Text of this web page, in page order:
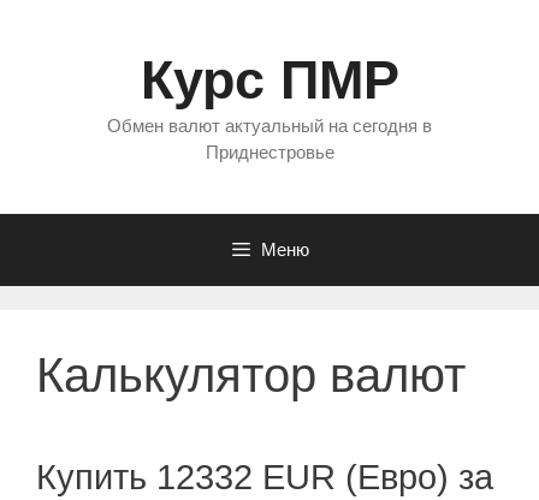
Курс ПМР
Обмен валют актуальный на сегодня в
Приднестровье
Меню
Калькулятор валют
Купить 12332 EUR (Евро) за